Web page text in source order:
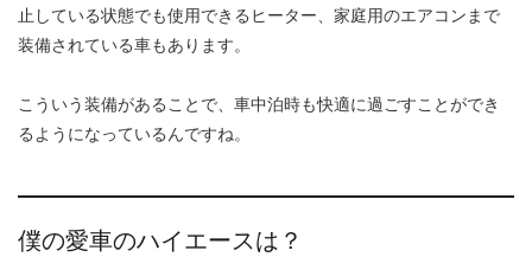
止している状態でも使用できるヒーター、家庭用のエアコンまで
装備されている車もあります。
こういう装備があることで、車中泊時も快適に過ごすことができ
るようになっているんですね。
僕の愛車のハイエースは？